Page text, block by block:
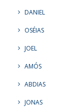
DANIEL
OSÉIAS
JOEL
AMÓS
ABDIAS
JONAS